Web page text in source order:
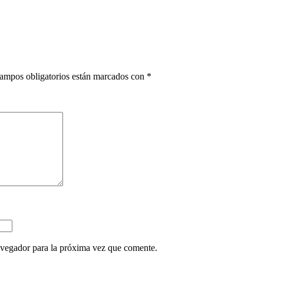
obligatorios están marcados con *
para la próxima vez que comente.